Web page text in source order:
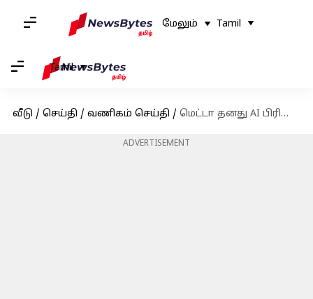
மேலும் Tamil
Tamil
வீடு / செய்தி / வணிகம் செய்தி / மெட்டா தனது AI பிரிவில் ஆட்சேர்ப்பை நிறுத்தியுள்ளது; என்ன காரணம்?
ADVERTISEMENT